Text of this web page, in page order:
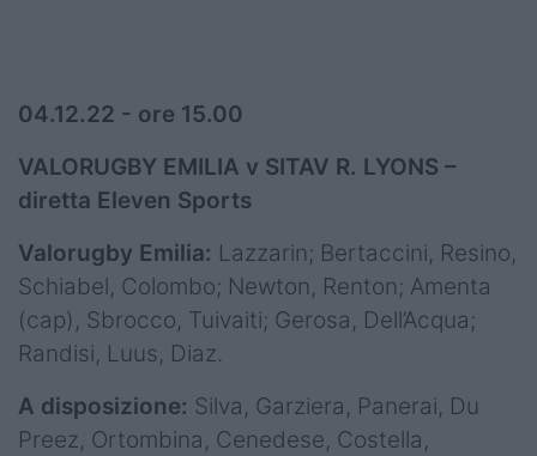
04.12.22 - ore 15.00
VALORUGBY EMILIA v SITAV R. LYONS –
diretta Eleven Sports
Valorugby Emilia: Lazzarin; Bertaccini, Resino,
Schiabel, Colombo; Newton, Renton; Amenta
(cap), Sbrocco, Tuivaiti; Gerosa, Dell’Acqua;
Randisi, Luus, Diaz.
A disposizione: Silva, Garziera, Panerai, Du
Preez, Ortombina, Cenedese, Costella,